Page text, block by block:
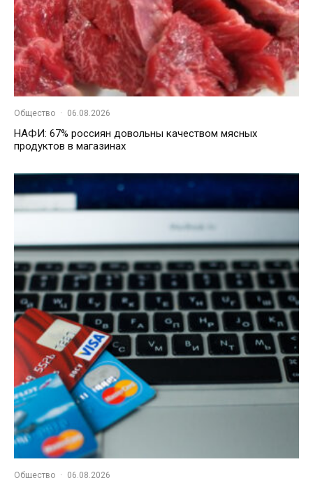
Общество · 06.08.2026
НАФИ: 67% россиян довольны качеством мясных
продуктов в магазинах
Общество · 06.08.2026